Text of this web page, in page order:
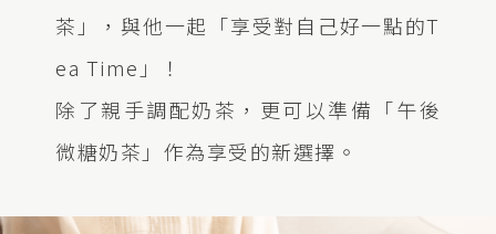
茶」，與他一起「享受對自己好一點的T
ea Time」！
除了親手調配奶茶，更可以準備「午後
微糖奶茶」作為享受的新選擇。